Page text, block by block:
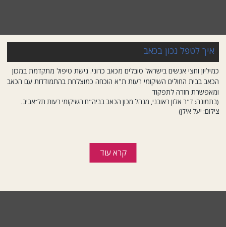
איך לטפל נכון בכאב
כמיליון וחצי אנשים בישראל סובלים מכאב כרוני. גישת טיפול מתקדמת במכון
הכאב בבית החולים השיקומי רעות ת"א הוכחה כמוצלחת בהתמודדות עם הכאב
ומאפשרת חזרה לתפקוד
(בתמונה: ד"ר אלון ראובני, מנהל מכון הכאב בביה"ח השיקומי רעות תל־אביב.
צילום: יעל אילן)
קרא עוד